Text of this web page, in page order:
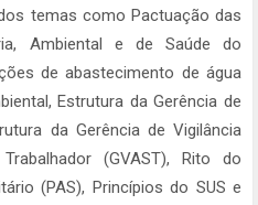
temas como Pactuação das
Ambiental e de Saúde do
de abastecimento de água
Estrutura da Gerência de
da Gerência de Vigilância
(GVAST), Rito do
(PAS), Princípios do SUS e